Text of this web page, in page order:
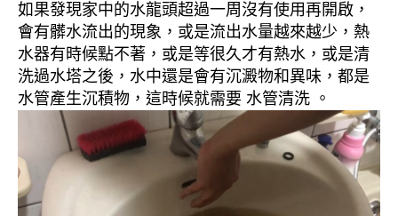
如果發現家中的水龍頭超過一周沒有使用再開啟，
會有髒水流出的現象，或是流出水量越來越少，熱
水器有時候點不著，或是等很久才有熱水，或是清
洗過水塔之後，水中還是會有沉澱物和異味，都是
水管產生沉積物，這時候就需要 水管清洗 。